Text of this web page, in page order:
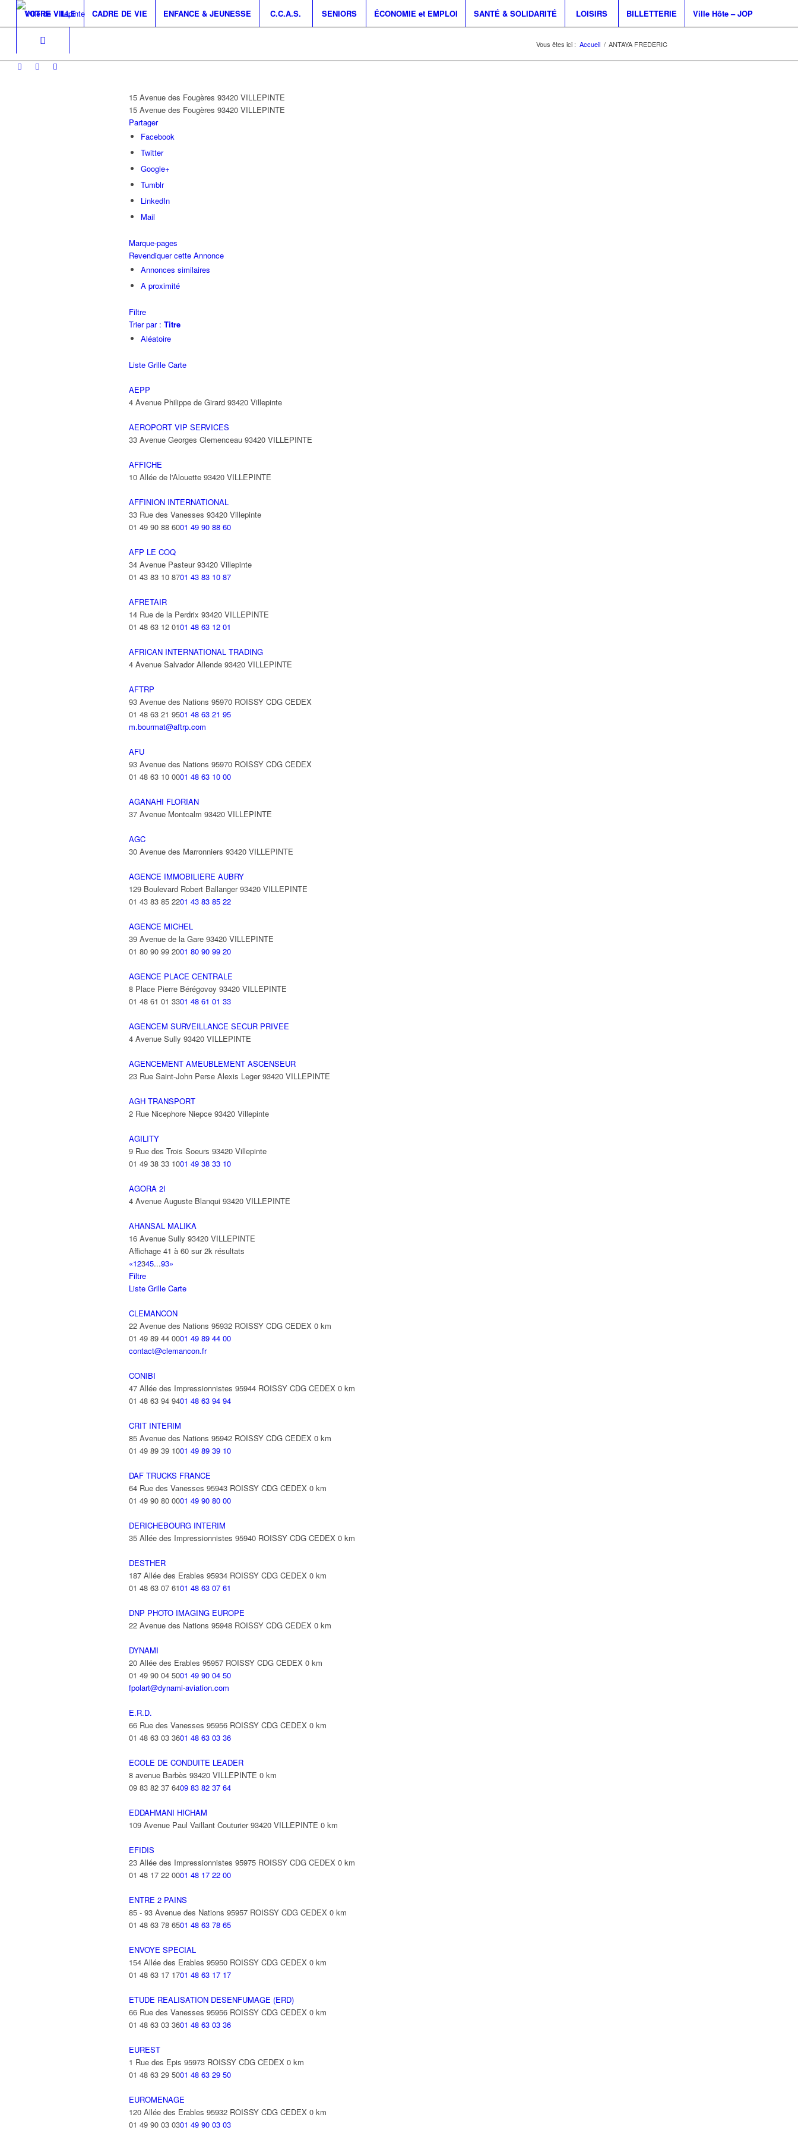
VOTRE VILLE CADRE DE VIE ENFANCE & JEUNESSE C.C.A.S. SENIORS ÉCONOMIE et EMPLOI SANTÉ & SOLIDARITÉ LOISIRS BILLETTERIE Ville Hôte – JOP
Vous êtes ici : Accueil / ANTAYA FREDERIC
15 Avenue des Fougères 93420 VILLEPINTE
15 Avenue des Fougères 93420 VILLEPINTE
Partager
Facebook
Twitter
Google+
Tumblr
LinkedIn
Mail
Marque-pages
Revendiquer cette Annonce
Annonces similaires
A proximité
Filtre
Trier par : Titre
Aléatoire
Liste Grille Carte
AEPP
4 Avenue Philippe de Girard 93420 Villepinte
AEROPORT VIP SERVICES
33 Avenue Georges Clemenceau 93420 VILLEPINTE
AFFICHE
10 Allée de l'Alouette 93420 VILLEPINTE
AFFINION INTERNATIONAL
33 Rue des Vanesses 93420 Villepinte
01 49 90 88 6001 49 90 88 60
AFP LE COQ
34 Avenue Pasteur 93420 Villepinte
01 43 83 10 8701 43 83 10 87
AFRETAIR
14 Rue de la Perdrix 93420 VILLEPINTE
01 48 63 12 0101 48 63 12 01
AFRICAN INTERNATIONAL TRADING
4 Avenue Salvador Allende 93420 VILLEPINTE
AFTRP
93 Avenue des Nations 95970 ROISSY CDG CEDEX
01 48 63 21 9501 48 63 21 95
m.bourmat@aftrp.com
AFU
93 Avenue des Nations 95970 ROISSY CDG CEDEX
01 48 63 10 0001 48 63 10 00
AGANAHI FLORIAN
37 Avenue Montcalm 93420 VILLEPINTE
AGC
30 Avenue des Marronniers 93420 VILLEPINTE
AGENCE IMMOBILIERE AUBRY
129 Boulevard Robert Ballanger 93420 VILLEPINTE
01 43 83 85 2201 43 83 85 22
AGENCE MICHEL
39 Avenue de la Gare 93420 VILLEPINTE
01 80 90 99 2001 80 90 99 20
AGENCE PLACE CENTRALE
8 Place Pierre Bérégovoy 93420 VILLEPINTE
01 48 61 01 3301 48 61 01 33
AGENCEM SURVEILLANCE SECUR PRIVEE
4 Avenue Sully 93420 VILLEPINTE
AGENCEMENT AMEUBLEMENT ASCENSEUR
23 Rue Saint-John Perse Alexis Leger 93420 VILLEPINTE
AGH TRANSPORT
2 Rue Nicephore Niepce 93420 Villepinte
AGILITY
9 Rue des Trois Soeurs 93420 Villepinte
01 49 38 33 1001 49 38 33 10
AGORA 2I
4 Avenue Auguste Blanqui 93420 VILLEPINTE
AHANSAL MALIKA
16 Avenue Sully 93420 VILLEPINTE
Affichage 41 à 60 sur 2k résultats
«12345...93»
Filtre
Liste Grille Carte
CLEMANCON
22 Avenue des Nations 95932 ROISSY CDG CEDEX 0 km
01 49 89 44 0001 49 89 44 00
contact@clemancon.fr
CONIBI
47 Allée des Impressionnistes 95944 ROISSY CDG CEDEX 0 km
01 48 63 94 9401 48 63 94 94
CRIT INTERIM
85 Avenue des Nations 95942 ROISSY CDG CEDEX 0 km
01 49 89 39 1001 49 89 39 10
DAF TRUCKS FRANCE
64 Rue des Vanesses 95943 ROISSY CDG CEDEX 0 km
01 49 90 80 0001 49 90 80 00
DERICHEBOURG INTERIM
35 Allée des Impressionnistes 95940 ROISSY CDG CEDEX 0 km
DESTHER
187 Allée des Erables 95934 ROISSY CDG CEDEX 0 km
01 48 63 07 6101 48 63 07 61
DNP PHOTO IMAGING EUROPE
22 Avenue des Nations 95948 ROISSY CDG CEDEX 0 km
DYNAMI
20 Allée des Erables 95957 ROISSY CDG CEDEX 0 km
01 49 90 04 5001 49 90 04 50
fpolart@dynami-aviation.com
E.R.D.
66 Rue des Vanesses 95956 ROISSY CDG CEDEX 0 km
01 48 63 03 3601 48 63 03 36
ECOLE DE CONDUITE LEADER
8 avenue Barbès 93420 VILLEPINTE 0 km
09 83 82 37 6409 83 82 37 64
EDDAHMANI HICHAM
109 Avenue Paul Vaillant Couturier 93420 VILLEPINTE 0 km
EFIDIS
23 Allée des Impressionnistes 95975 ROISSY CDG CEDEX 0 km
01 48 17 22 0001 48 17 22 00
ENTRE 2 PAINS
85 - 93 Avenue des Nations 95957 ROISSY CDG CEDEX 0 km
01 48 63 78 6501 48 63 78 65
ENVOYE SPECIAL
154 Allée des Erables 95950 ROISSY CDG CEDEX 0 km
01 48 63 17 1701 48 63 17 17
ETUDE REALISATION DESENFUMAGE (ERD)
66 Rue des Vanesses 95956 ROISSY CDG CEDEX 0 km
01 48 63 03 3601 48 63 03 36
EUREST
1 Rue des Epis 95973 ROISSY CDG CEDEX 0 km
01 48 63 29 5001 48 63 29 50
EUROMENAGE
120 Allée des Erables 95932 ROISSY CDG CEDEX 0 km
01 49 90 03 0301 49 90 03 03